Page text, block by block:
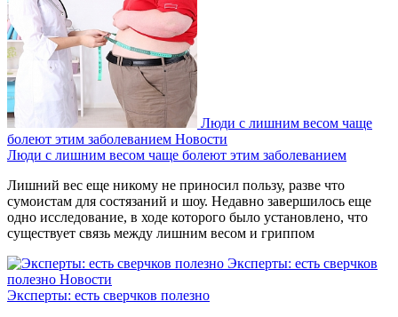
Люди с лишним весом чаще
болеют этим заболеванием Новости
Люди с лишним весом чаще болеют этим заболеванием
Лишний вес еще никому не приносил пользу, разве что
сумоистам для состязаний и шоу. Недавно завершилось еще
одно исследование, в ходе которого было установлено, что
существует связь между лишним весом и гриппом
Эксперты: есть сверчков
полезно Новости
Эксперты: есть сверчков полезно